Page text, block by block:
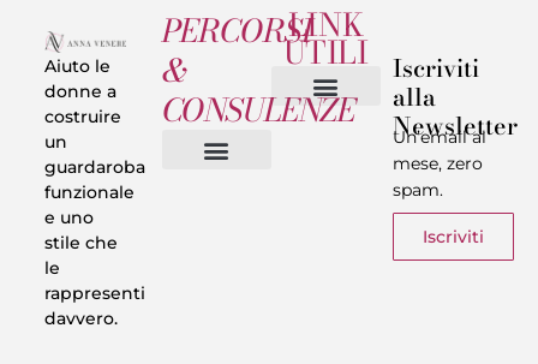
Aiuto le
donne a
costruire
un
guardaroba
funzionale
e uno
stile che
le
rappresenti
davvero.
PERCORSI
&
CONSULENZE
LINK
UTILI Iscriviti
alla
Newsletter
Un’email al
mese, zero
spam.
Iscriviti